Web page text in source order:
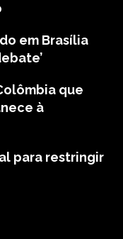
em Brasília
que
à
para restringir